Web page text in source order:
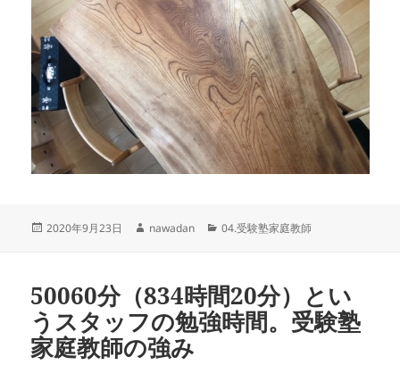
投
2020年9月23日
作
nawadan
カ
ー
04.受験塾家庭教師
50060分（834時間20分）とい
うスタッフの勉強時間。受験塾
家庭教師の強み